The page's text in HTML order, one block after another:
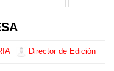
Director de Edición